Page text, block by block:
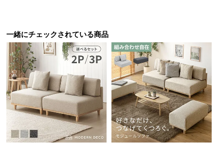
型
商
品
の
配
送
に
つ
い
て
一緒にチェックされている商品